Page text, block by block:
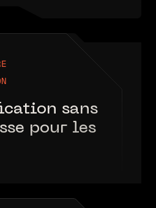
sans
pour les